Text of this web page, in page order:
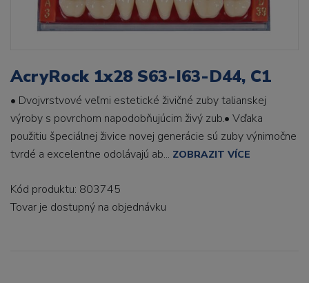
AcryRock 1x28 S63-I63-D44, C1
• Dvojvrstvové veľmi estetické živičné zuby talianskej
výroby s povrchom napodobňujúcim živý zub.• Vďaka
použitiu špeciálnej živice novej generácie sú zuby výnimočne
tvrdé a excelentne odolávajú ab... ZOBRAZIT VÍCE
Kód produktu: 803745
Tovar je dostupný na objednávku